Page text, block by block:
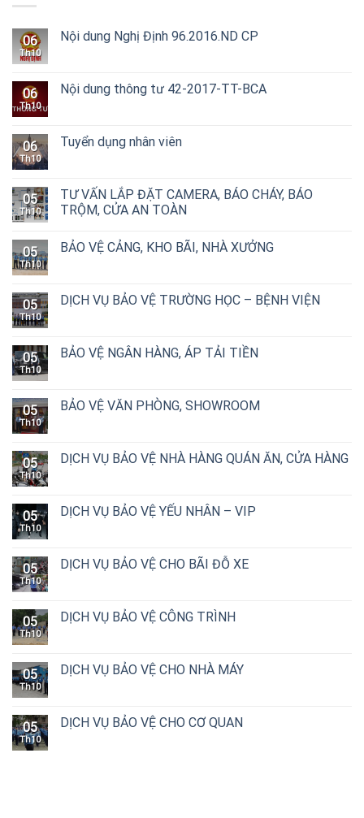
06
Th10
Nội dung Nghị Định 96.2016.ND CP
06
Th10
Nội dung thông tư 42-2017-TT-BCA
06
Th10
Tuyển dụng nhân viên
05
Th10
TƯ VẤN LẮP ĐẶT CAMERA, BÁO CHÁY, BÁO
TRỘM, CỬA AN TOÀN
05
Th10
BẢO VỆ CẢNG, KHO BÃI, NHÀ XƯỞNG
05
Th10
DỊCH VỤ BẢO VỆ TRƯỜNG HỌC – BỆNH VIỆN
05
Th10
BẢO VỆ NGÂN HÀNG, ÁP TẢI TIỀN
05
Th10
BẢO VỆ VĂN PHÒNG, SHOWROOM
05
Th10
DỊCH VỤ BẢO VỆ NHÀ HÀNG QUÁN ĂN, CỬA HÀNG
05
Th10
DỊCH VỤ BẢO VỆ YẾU NHÂN – VIP
05
Th10
DỊCH VỤ BẢO VỆ CHO BÃI ĐỖ XE
05
Th10
DỊCH VỤ BẢO VỆ CÔNG TRÌNH
05
Th10
DỊCH VỤ BẢO VỆ CHO NHÀ MÁY
05
Th10
DỊCH VỤ BẢO VỆ CHO CƠ QUAN